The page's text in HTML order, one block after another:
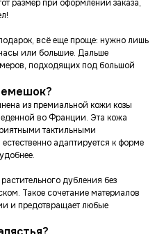
размер при оформлении заказа,
всё еще проще: нужно лишь
или большие. Дальше
подходящих под большой
из премиальной кожи козы
во Франции. Эта кожа
тактильными
адаптируется к форме
дубления без
Такое сочетание материалов
и предотвращает любые